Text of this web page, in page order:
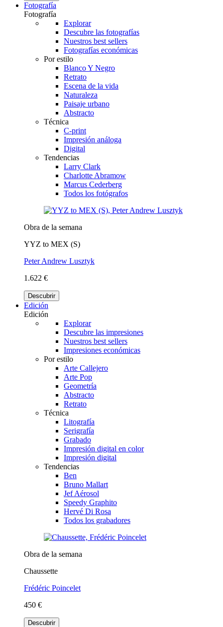
Fotografía
Fotografía
Explorar
Descubre las fotografías
Nuestros best sellers
Fotografías económicas
Por estilo
Blanco Y Negro
Retrato
Escena de la vida
Naturaleza
Paisaje urbano
Abstracto
Técnica
C-print
Impresión análoga
Digital
Tendencias
Larry Clark
Charlotte Abramow
Marcus Cederberg
Todos los fotógrafos
Obra de la semana
YYZ to MEX (S)
Peter Andrew Lusztyk
1.622 €
Descubrir
Edición
Edición
Explorar
Descubre las impresiones
Nuestros best sellers
Impresiones económicas
Por estilo
Arte Callejero
Arte Pop
Geometría
Abstracto
Retrato
Técnica
Litografía
Serigrafía
Grabado
Impresión digital en color
Impresión digital
Tendencias
Ben
Bruno Mallart
Jef Aérosol
Speedy Graphito
Hervé Di Rosa
Todos los grabadores
Obra de la semana
Chaussette
Frédéric Poincelet
450 €
Descubrir